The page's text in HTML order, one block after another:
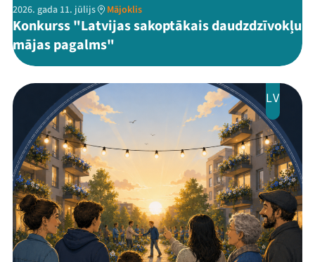
2026. gada 11. jūlijs Mājoklis
Konkurss "Latvijas sakoptākais daudzdzīvokļu
mājas pagalms"
LV